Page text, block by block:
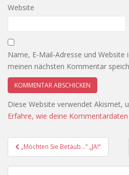
Website
Name, E-Mail-Adresse und
meinen nächsten Kommentar
Diese Website verwendet Akismet,
Erfahre, wie deine
Beitragsnavigation
„Möchten Sie Betäub…“ „JA!“